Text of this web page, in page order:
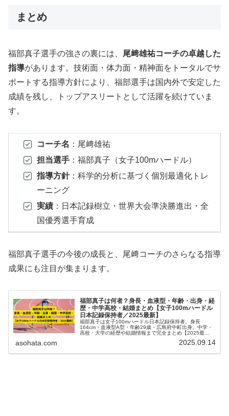
まとめ
福部真子選手の強さの裏には、
尾﨑雄祐コーチの卓越した
指導があります。技術面・体力面・精神面をトータルでサ
ポートする指導方針により、福部選手は国内外で安定した
成績を残し、トップアスリートとして活躍を続けていま
す。
コーチ名 ：尾﨑雄祐
担当選手：福部真子（女子100mハードル）
指導方針：科学的分析に基づく個別最適化トレ
ーニング
実績：日本記録樹立・世界大会準決勝進出・全
国優秀選手育成
福部真子選手の今後の成長と、尾﨑コーチのさらなる指導
成果にも注目が集まります。
福部真子は何者？身長・血液型・年齢・出身・経
歴・中学高校・結婚まとめ【女子100mハードル
日本記録保持者／2025最新】
福部真子は女子100mハードル日本記録保持者。身長
164cm・血液型A型・年齢29歳・広島府中町出身。中学・
高校・大学の経歴や結婚情報まで完全まとめ【2025最
asohata.com 2025.09.14